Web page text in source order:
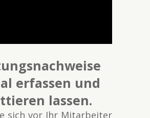
erfassen und
lassen.
sich vor Ihr Mitarbeiter